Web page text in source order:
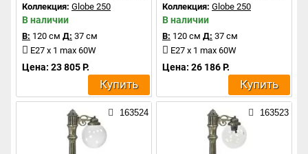
Коллекция: Globe 250
В наличии
В: 120 см Д: 37 см
E27 x 1 max 60W
Цена: 23 805 Р.
Купить
Коллекция: Globe 250
В наличии
В: 120 см Д: 37 см
E27 x 1 max 60W
Цена: 26 186 Р.
Купить
163524 163523